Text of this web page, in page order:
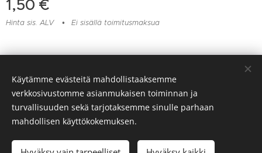
1,50 €
Hinta sis. ALV Ei sisällä toimitusmaksua
Loppuunmyyty
Lelu- ja muovikorjaamo Huomentamuovi, Viitaankulmantie 373,
Ylöjärvi, 045 217 6604
Evästeet
Käytämme evästeitä mahdollistaaksemme
verkkosivustomme asianmukaisen toiminnan ja
turvallisuuden sekä tarjotaksemme sinulle parhaan
mahdollisen käyttökokemuksen.